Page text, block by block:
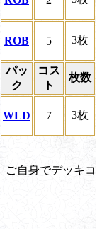
ROB 5 3枚
パッ
ク
コス
ト
枚数
WLD 7 3枚
自身でデッキコ